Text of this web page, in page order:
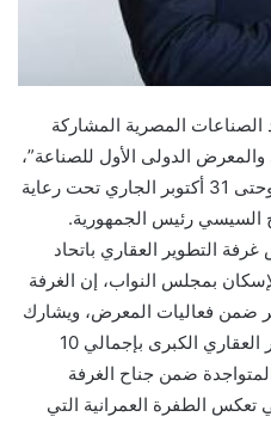
الصناعات المصرية المشاركة
الدولى الأول للصناعة”،
والذي ينطلق خلال الفترة من 29 وحتى 31 أكتوبر الجاري تحت رعاية
السيسي رئيس الجمهورية.
التطوير العقاري باتحاد
بمجلس النواب، إن الغرفة
بجناح على مساحة 500 متر ضمن فعاليات المعرض، ويشارك
مع الغرفة عدد من شركات التطوير العقاري الكبرى بإجمالي 10
ضمن جناح الغرفة
الطفرة العمرانية التي